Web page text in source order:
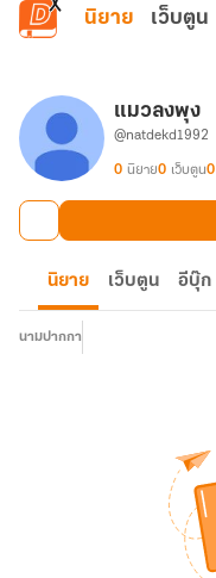
ข้ามไปยังเนื้อหาหลัก
นิยาย เว็บตูน
แมวลงพุง
@natdekd1992
0 นิยาย0 เว็บตูน0
นิยาย เว็บตูน อีบุ๊ก
นามปากกา